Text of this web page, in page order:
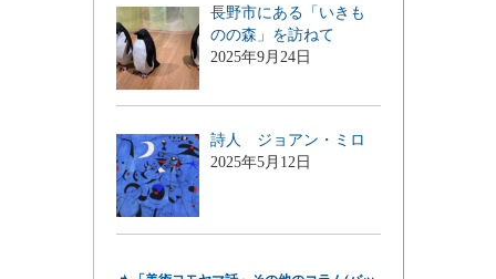
長野市にある「いきも
のの森」を訪ねて
2025年9月24日
詩人 ジョアン・ミロ
2025年5月12日